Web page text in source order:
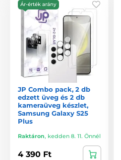
Ár-érték arány
JP Combo pack, 2 db
edzett üveg és 2 db
kameraüveg készlet,
Samsung Galaxy S25
Plus
Raktáron, kedden 8. 11. Önnél
4 390 Ft